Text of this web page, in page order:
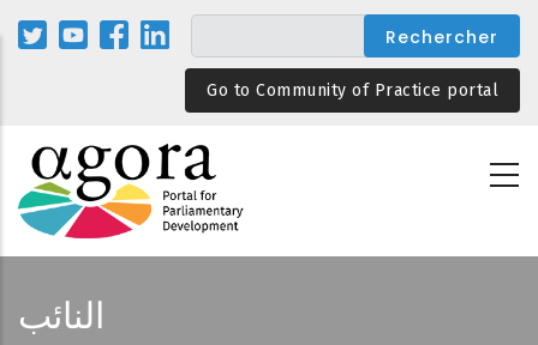
Aller
au
Go to Community of Practice portal
النائب